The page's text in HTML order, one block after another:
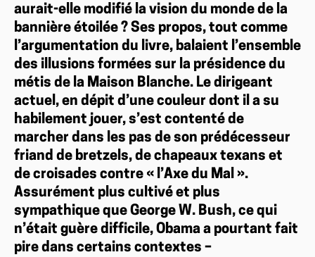
aurait-elle modifié la vision du monde de la
bannière étoilée ? Ses propos, tout comme
l’argumentation du livre, balaient l’ensemble
des illusions formées sur la présidence du
métis de la Maison Blanche. Le dirigeant
actuel, en dépit d’une couleur dont il a su
habilement jouer, s’est contenté de
marcher dans les pas de son prédécesseur
friand de bretzels, de chapeaux texans et
de croisades contre « l’Axe du Mal ».
Assurément plus cultivé et plus
sympathique que George W. Bush, ce qui
n’était guère difficile, Obama a pourtant fait
pire dans certains contextes –